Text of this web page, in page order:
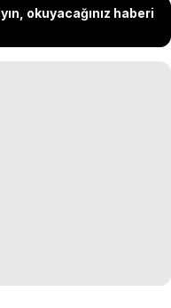
okuyacağınız haberi